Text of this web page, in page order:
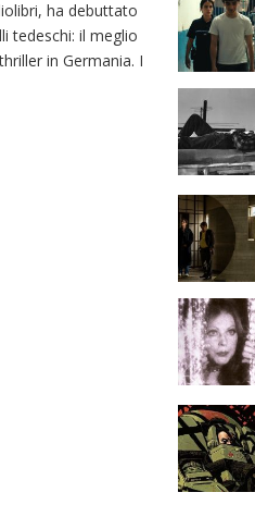
ha debuttato
tedeschi: il meglio
in Germania. I